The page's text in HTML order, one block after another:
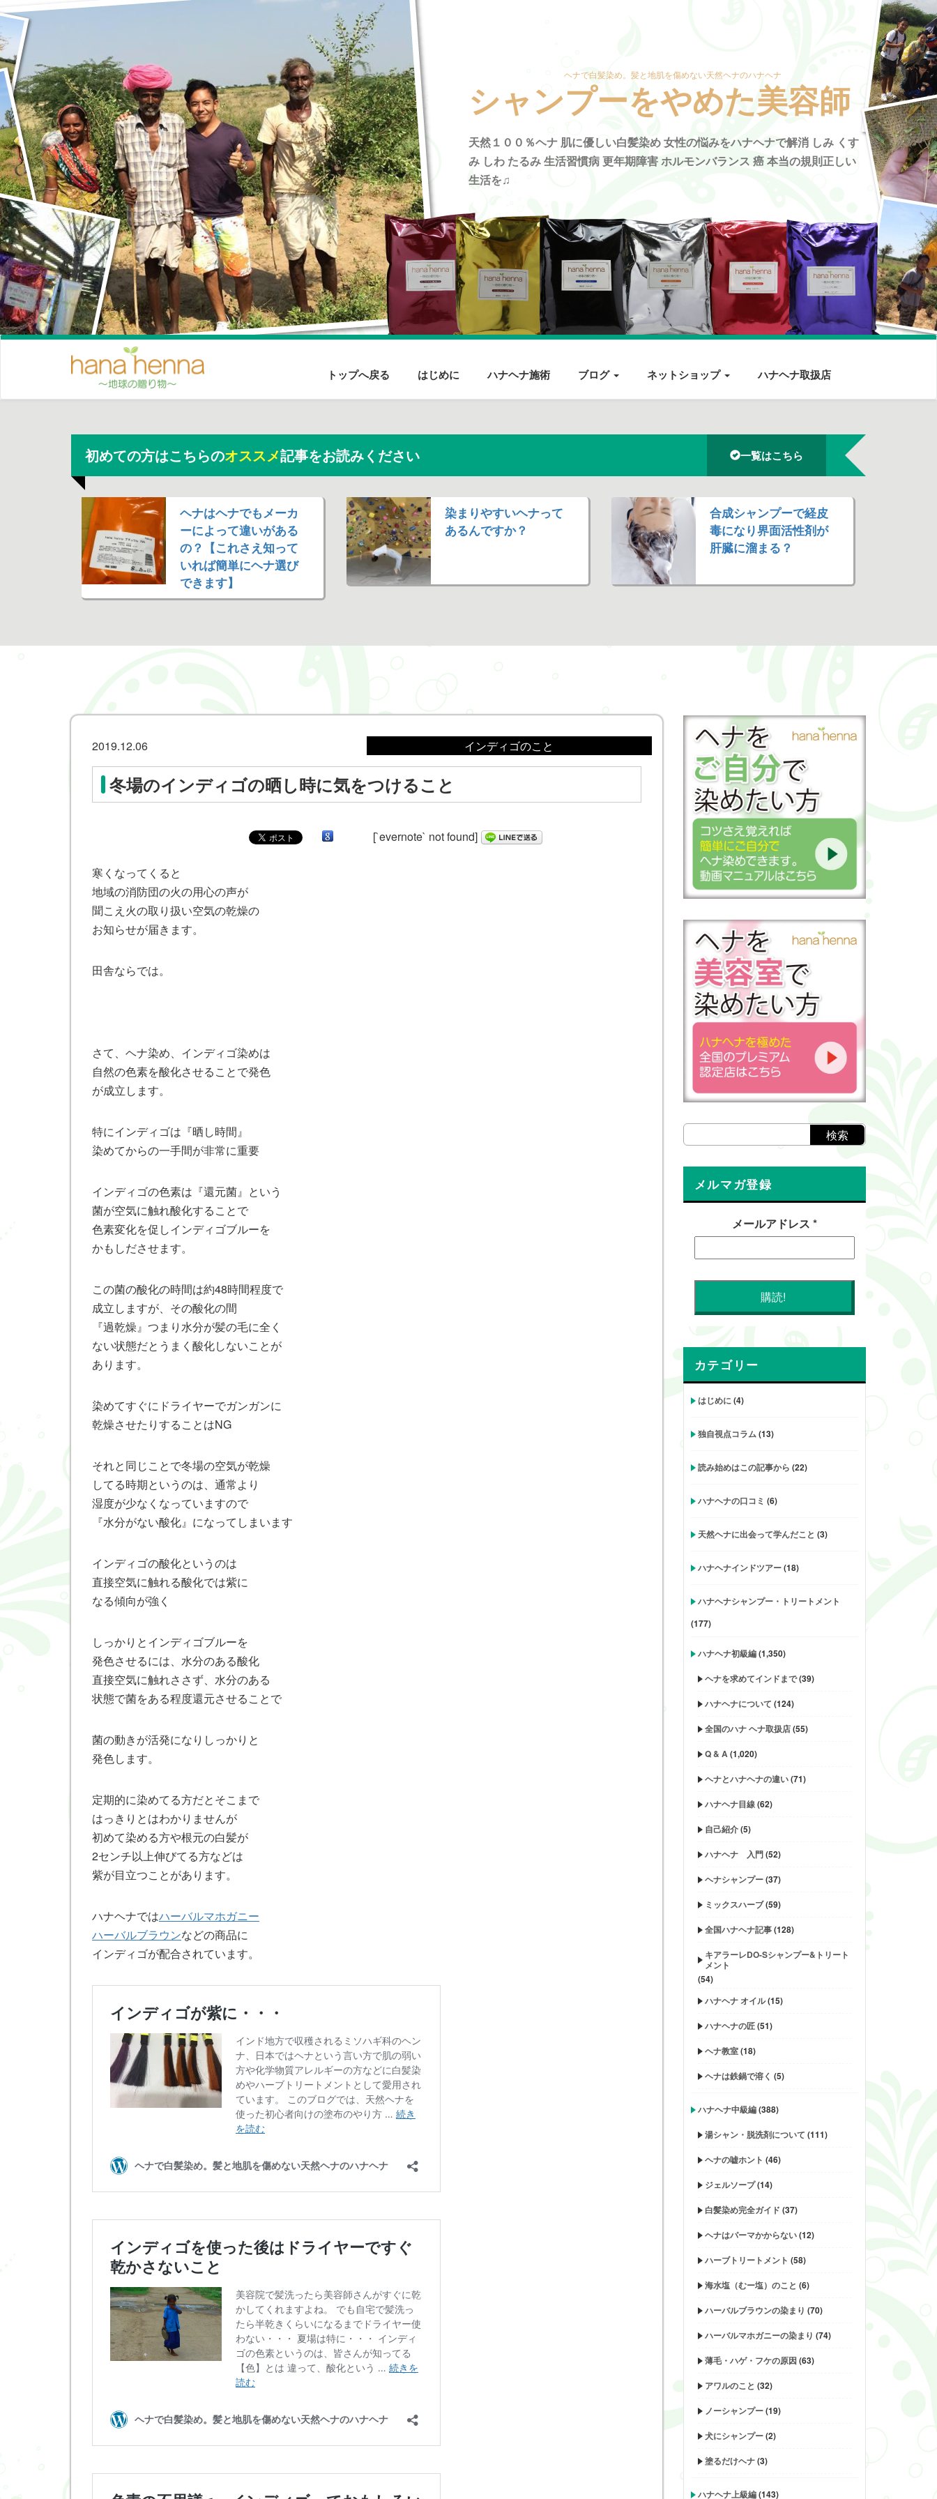
ヘナで白髪染め。髪と地肌を傷めない天然ヘナのハナヘナ
シャンプーをやめた美容師
天然１００％ヘナ 肌に優しい白髪染め 女性の悩みをハナヘナで解消 しみ くす
み しわ たるみ 生活習慣病 更年期障害 ホルモンバランス 癌 本当の規則正しい
生活を♫
トップへ戻る はじめに ハナヘナ施術 ブログ ネットショップ ハナヘナ取扱店
初めての方はこちらのオススメ記事をお読みください 一覧はこちら
ヘナはヘナでもメーカ
ーによって違いがある
の？【これさえ知って
いれば簡単にヘナ選び
できます】
染まりやすいヘナって
あるんですか？
合成シャンプーで経皮
毒になり界面活性剤が
肝臓に溜まる？
2019.12.06 インディゴのこと
冬場のインディゴの晒し時に気をつけること
[`evernote` not found]
寒くなってくると
地域の消防団の火の用心の声が
聞こえ火の取り扱い空気の乾燥の
お知らせが届きます。
田舎ならでは。
さて、ヘナ染め、インディゴ染めは
自然の色素を酸化させることで発色
が成立します。
特にインディゴは『晒し時間』
染めてからの一手間が非常に重要
インディゴの色素は『還元菌』という
菌が空気に触れ酸化することで
色素変化を促しインディゴブルーを
かもしださせます。
この菌の酸化の時間は約48時間程度で
成立しますが、その酸化の間
『過乾燥』つまり水分が髪の毛に全く
ない状態だとうまく酸化しないことが
あります。
染めてすぐにドライヤーでガンガンに
乾燥させたりすることはNG
それと同じことで冬場の空気が乾燥
してる時期というのは、通常より
湿度が少なくなっていますので
『水分がない酸化』になってしまいます
インディゴの酸化というのは
直接空気に触れる酸化では紫に
なる傾向が強く
しっかりとインディゴブルーを
発色させるには、水分のある酸化
直接空気に触れささず、水分のある
状態で菌をある程度還元させることで
菌の動きが活発になりしっかりと
発色します。
定期的に染めてる方だとそこまで
はっきりとはわかりませんが
初めて染める方や根元の白髪が
2センチ以上伸びてる方などは
紫が目立つことがあります。
ハナヘナではハーバルマホガニー
ハーバルブラウンなどの商品に
インディゴが配合されています。
メルマガ登録
メールアドレス *
カテゴリー
はじめに(4)
独自視点コラム(13)
読み始めはこの記事から (22)
ハナヘナの口コミ (6)
天然ヘナに出会って学んだこと (3)
ハナヘナインドツアー(18)
ハナヘナシャンプー・トリートメント
(177)
ハナヘナ初級編(1,350)
ヘナを求めてインドまで(39)
ハナヘナについて (124)
全国のハナ ヘナ取扱店(55)
Q & A(1,020)
ヘナとハナヘナの違い(71)
ハナヘナ目線(62)
自己紹介(5)
ハナヘナ 入門(52)
ヘナシャンプー(37)
ミックスハーブ(59)
全国ハナヘナ記事(128)
キアラーレDO-Sシャンプー&トリート
メント
(54)
ハナヘナ オイル(15)
ハナヘナの匠(51)
ヘナ教室(18)
ヘナは鉄鍋で溶く (5)
ハナヘナ中級編(388)
湯シャン・脱洗剤について (111)
ヘナの嘘ホント (46)
ジェルソープ(14)
白髪染め完全ガイド (37)
ヘナはパーマかからない(12)
ハーブトリートメント (58)
海水塩（むー塩）のこと (6)
ハーバルブラウンの染まり (70)
ハーバルマホガニーの染まり (74)
薄毛・ハゲ・フケの原因(63)
アワルのこと (32)
ノーシャンプー(19)
犬にシャンプー(2)
塗るだけヘナ(3)
ハナヘナ上級編(143)